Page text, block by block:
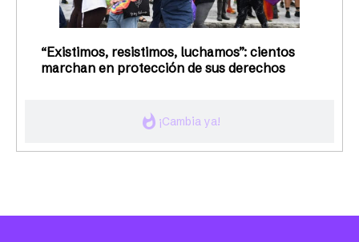
whatshot ¡Cambia ya!
“Existimos, resistimos, luchamos”: cientos
marchan en protección de sus derechos